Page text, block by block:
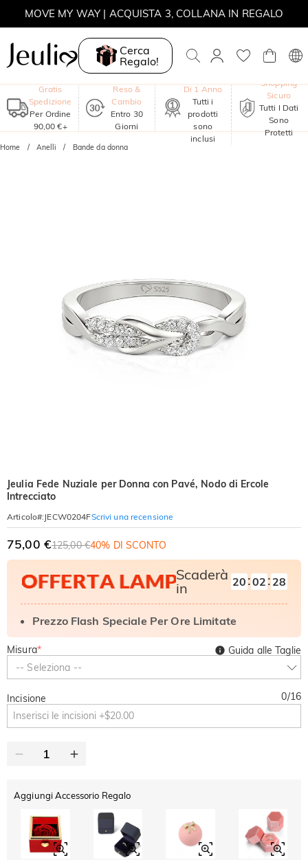
MOVE MY WAY | ACQUISTA 3, COLLANA IN REGALO
Cerca
Regalo!
Gratis
Spedizione
Per Ordine
90,00 €+
Reso &
Cambio
Entro 30
Giorni
Di 1 Anno
Tutti i
prodotti
sono
inclusi
Shopping
Sicuro
Tutti I Dati
Sono
Protetti
Home Anelli Bande da donna
Jeulia Fede Nuziale per Donna con Pavé, Nodo di Ercole
Intrecciato
Articolo#: JECW0204FScrivi una recensione
75,00 €125,00 €40% DI SCONTO
Scaderà
in
20:02: 27
Prezzo Flash Speciale Per Ore Limitate
Misura*
-- Seleziona --
Guida alle Taglie
Incisione 0/16
Aggiungi Accessorio Regalo